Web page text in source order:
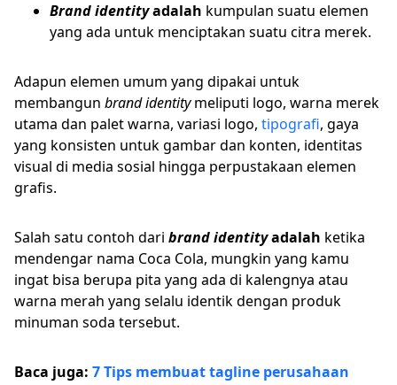
Brand identityadalah kumpulan suatu elemen
yang ada untuk menciptakan suatu citra merek.
Adapun elemen umum yang dipakai untuk
membangun brand identitymeliputi logo, warna merek
utama dan palet warna, variasi logo, tipografi, gaya
yang konsisten untuk gambar dan konten, identitas
visual di media sosial hingga perpustakaan elemen
grafis.
Salah satu contoh dari brand identityadalah ketika
mendengar nama Coca Cola, mungkin yang kamu
ingat bisa berupa pita yang ada di kalengnya atau
warna merah yang selalu identik dengan produk
minuman soda tersebut.
Baca juga: 7 Tips membuat tagline perusahaan